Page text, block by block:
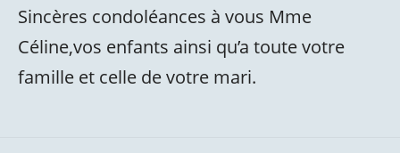
Sincères condoléances à vous Mme
Céline,vos enfants ainsi qu’a toute votre
famille et celle de votre mari.